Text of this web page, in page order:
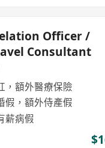
Officer /
Consultant
，額外醫療保險
假，額外侍產假
薪病假